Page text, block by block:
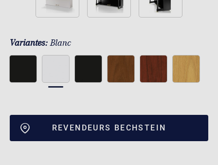
Variantes:Blanc
REVENDEURS BECHSTEIN